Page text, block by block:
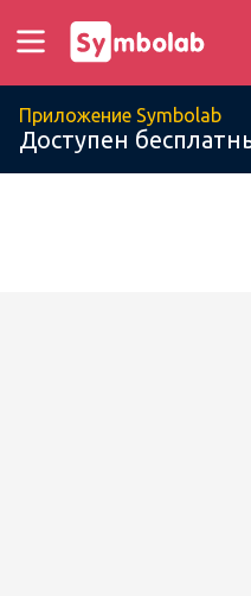
Приложение Symbolab
Доступен